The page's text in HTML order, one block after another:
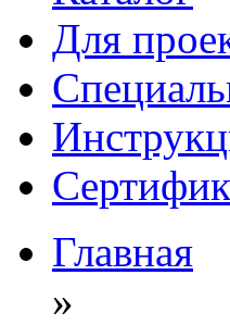
Для
Главная
»